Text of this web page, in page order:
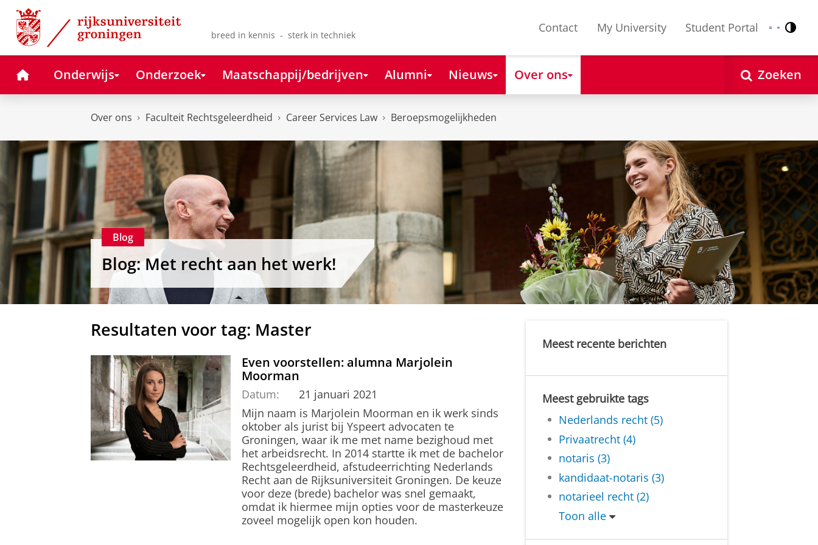
Skip
Content
Skip
Navigation
breed in kennis - sterk in techniek
Contact My University Student Portal Nederlands
English
HomeOnderwijs Onderzoek Maatschappij/bedrijven Alumni Nieuws Over ons Zoeken
Over ons Faculteit Rechtsgeleerdheid Career Services Law Beroepsmogelijkheden
Blog
Blog: Met recht aan het werk!
Resultaten voor tag: Master
Even voorstellen: alumna Marjolein
Moorman
Datum:
21 januari 2021
Mijn naam is Marjolein Moorman en ik werk sinds
oktober als jurist bij Yspeert advocaten te
Groningen, waar ik me met name bezighoud met
het arbeidsrecht. In 2014 startte ik met de bachelor
Rechtsgeleerdheid, afstudeerrichting Nederlands
Recht aan de Rijksuniversiteit Groningen. De keuze
voor deze (brede) bachelor was snel gemaakt,
omdat ik hiermee mijn opties voor de masterkeuze
zoveel mogelijk open kon houden.
Meest recente berichten
Meest gebruikte tags
Nederlands recht (5)
Privaatrecht (4)
notaris (3)
kandidaat-notaris (3)
notarieel recht (2)
Toon alle